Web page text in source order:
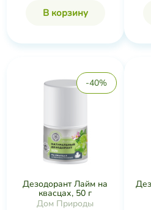
В корзину
-40%
Дезодорант Лайм на
квасцах, 50 г
Дом Природы